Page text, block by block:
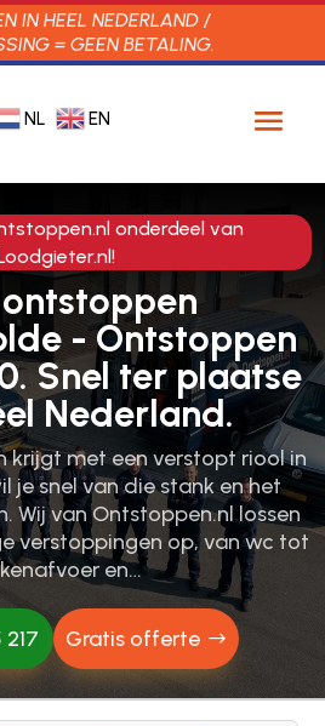
IN HEEL NEDERLAND /
= GEEN BETALING.
NL EN
onderdeel van
- Ontstoppen
Snel ter plaatse
Nederland.
krijgt met een verstopt riool in
je snel van die stank en het
Wij van Ontstoppen.​nl lossen
verstoppingen op, van wc tot
en…
Gratis offerte